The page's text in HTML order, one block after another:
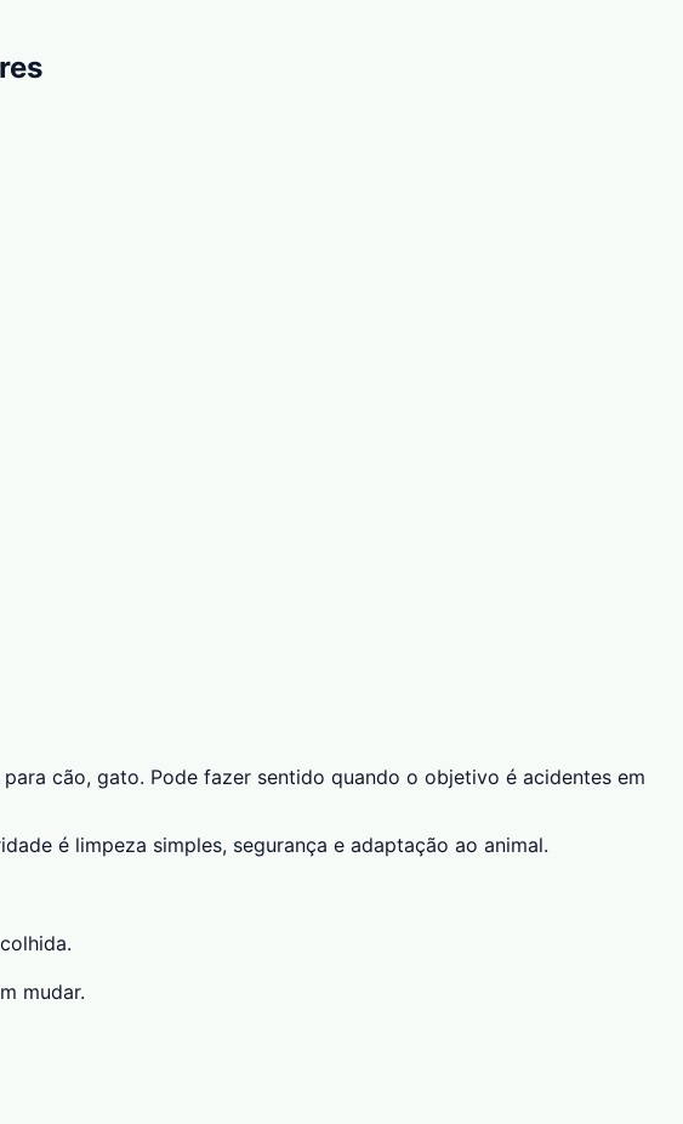
cão, gato. Pode fazer sentido quando o objetivo é acidentes em
é limpeza simples, segurança e adaptação ao animal.
mudar.